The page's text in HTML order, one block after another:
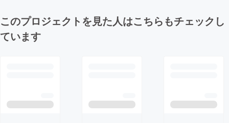
このプロジェクトを見た人はこちらもチェックし
ています